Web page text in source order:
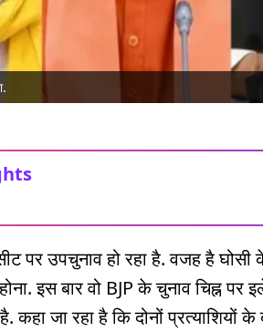
पर उपचुनाव हो रहा है. वजह है
इस बार वो BJP के चुनाव चिह्न
कहा जा रहा है कि दोनों प्रत्याशियों